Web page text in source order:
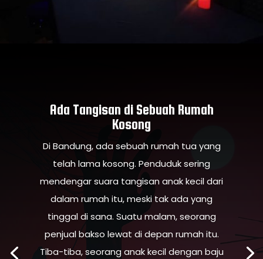
Ada Tangisan di Sebuah Rumah
Kosong
Di Bandung, ada sebuah rumah tua yang
telah lama kosong. Penduduk sering
mendengar suara tangisan anak kecil dari
dalam rumah itu, meski tak ada yang
tinggal di sana. Suatu malam, seorang
penjual bakso lewat di depan rumah itu.
Tiba-tiba, seorang anak kecil dengan baju